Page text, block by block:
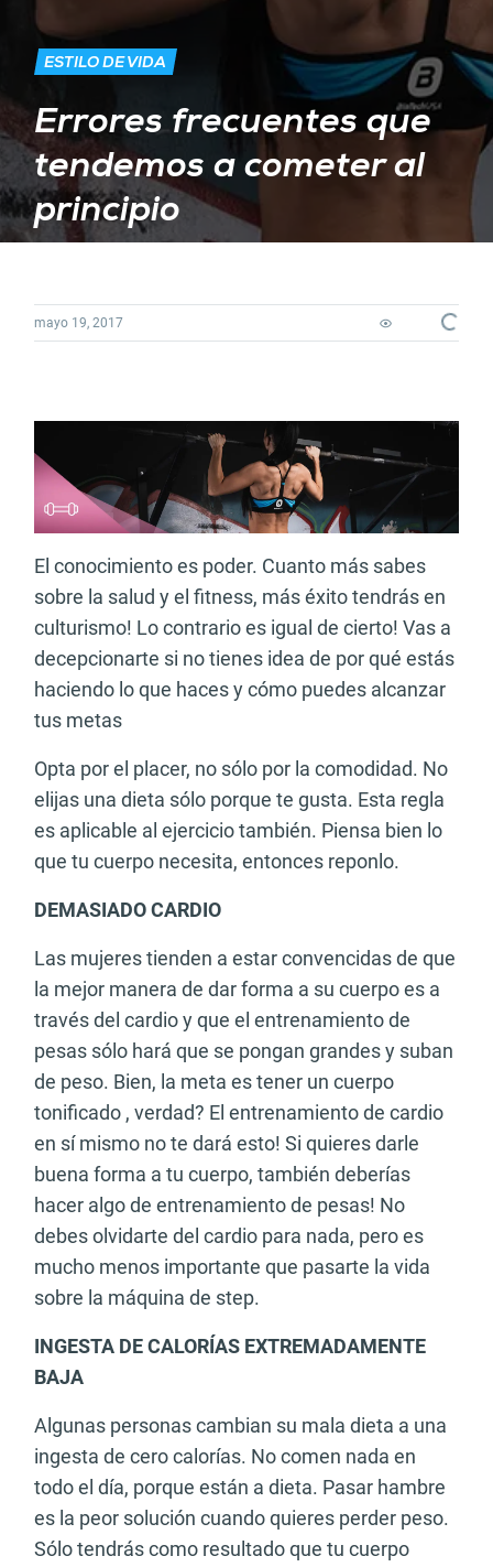
ESTILO DE VIDA
Errores frecuentes que
tendemos a cometer al
principio
mayo 19, 2017
El conocimiento es poder. Cuanto más sabes
sobre la salud y el fitness, más éxito tendrás en
culturismo! Lo contrario es igual de cierto! Vas a
decepcionarte si no tienes idea de por qué estás
haciendo lo que haces y cómo puedes alcanzar
tus metas
Opta por el placer, no sólo por la comodidad. No
elijas una dieta sólo porque te gusta. Esta regla
es aplicable al ejercicio también. Piensa bien lo
que tu cuerpo necesita, entonces reponlo.
DEMASIADO CARDIO
Las mujeres tienden a estar convencidas de que
la mejor manera de dar forma a su cuerpo es a
través del cardio y que el entrenamiento de
pesas sólo hará que se pongan grandes y suban
de peso. Bien, la meta es tener un cuerpo
tonificado , verdad? El entrenamiento de cardio
en sí mismo no te dará esto! Si quieres darle
buena forma a tu cuerpo, también deberías
hacer algo de entrenamiento de pesas! No
debes olvidarte del cardio para nada, pero es
mucho menos importante que pasarte la vida
sobre la máquina de step.
INGESTA DE CALORÍAS EXTREMADAMENTE
BAJA
Algunas personas cambian su mala dieta a una
ingesta de cero calorías. No comen nada en
todo el día, porque están a dieta. Pasar hambre
es la peor solución cuando quieres perder peso.
Sólo tendrás como resultado que tu cuerpo